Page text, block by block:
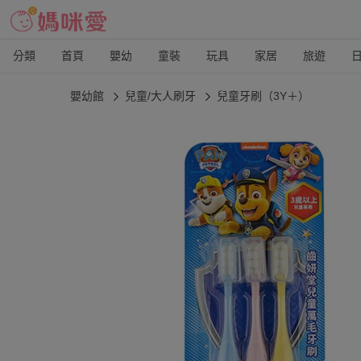
分類 首頁 嬰幼 童裝 玩具 家居 旅遊
嬰幼館 兒童/大人刷牙 兒童牙刷（3Y＋）